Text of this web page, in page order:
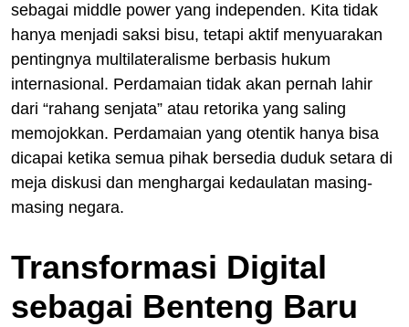
sebagai middle power yang independen. Kita tidak
hanya menjadi saksi bisu, tetapi aktif menyuarakan
pentingnya multilateralisme berbasis hukum
internasional. Perdamaian tidak akan pernah lahir
dari “rahang senjata” atau retorika yang saling
memojokkan. Perdamaian yang otentik hanya bisa
dicapai ketika semua pihak bersedia duduk setara di
meja diskusi dan menghargai kedaulatan masing-
masing negara.
Transformasi Digital
sebagai Benteng Baru